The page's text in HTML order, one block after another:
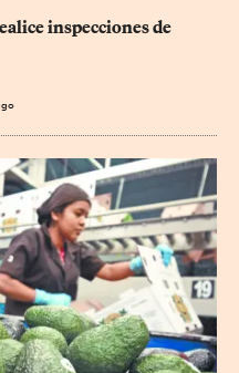
inspecciones de